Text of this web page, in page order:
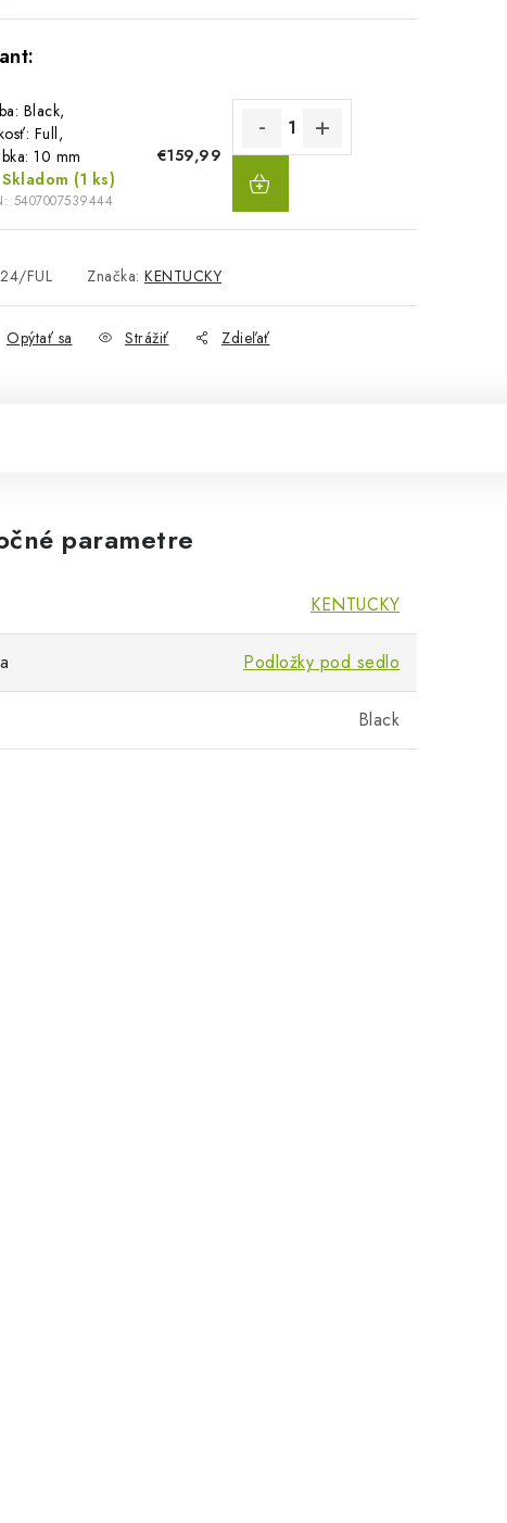
Black,
Full,
10 mm
Skladom (1 ks)
5407007539444
€159,99
FUL Značka: KENTUCKY
Opýtať sa Strážiť Zdieľať
parametre
KENTUCKY
Podložky pod sedlo
Black